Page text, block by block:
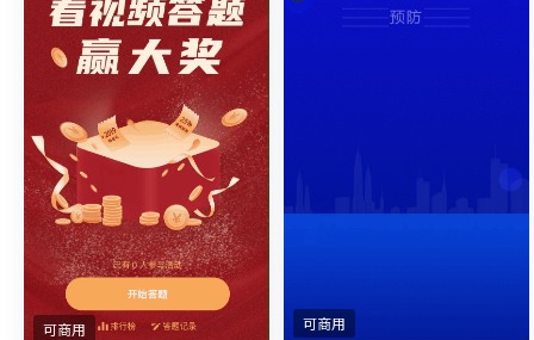
可商用 可商用